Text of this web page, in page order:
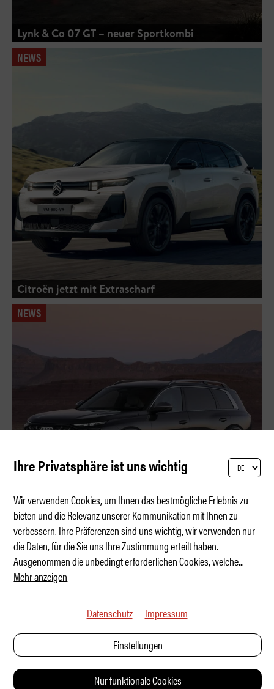
Lynk & Co 07 GT – neuer Sportkombi
NEWS
Citroën jetzt mit Extrascharf
NEWS
Vier Ringe. Fünf Sterne. Sieben Sitze.
Ihre Privatsphäre ist uns wichtig
Wir verwenden Cookies, um Ihnen das bestmögliche Erlebnis zu
bieten und die Relevanz unserer Kommunikation mit Ihnen zu
verbessern. Ihre Präferenzen sind uns wichtig, wir verwenden nur
die Daten, für die Sie uns Ihre Zustimmung erteilt haben.
Ausgenommen die unbedingt erforderlichen Cookies, welche...
Mehr anzeigen
Datenschutz Impressum
Einstellungen
Nur funktionale Cookies